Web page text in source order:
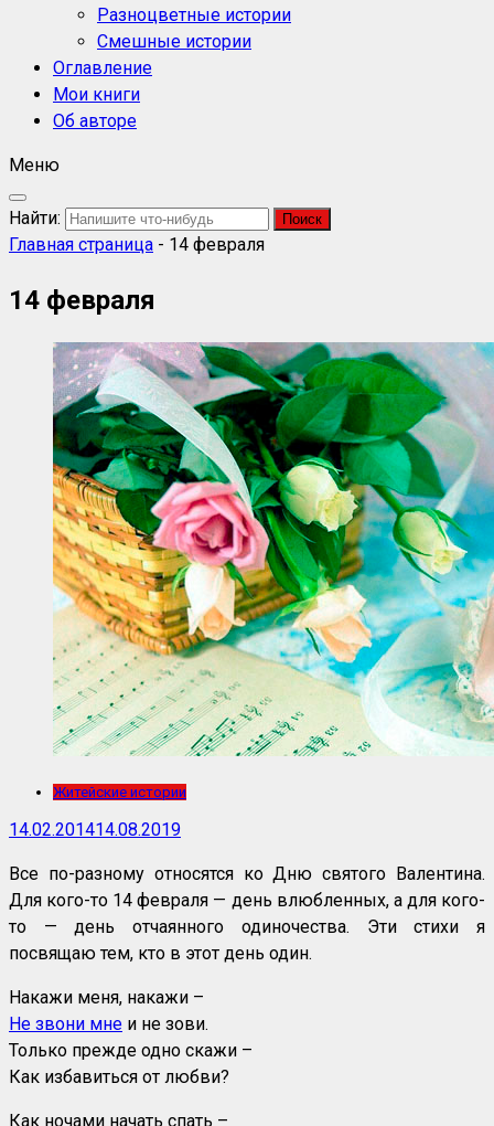
Разноцветные истории
Смешные истории
Оглавление
Мои книги
Об авторе
Меню
Найти:
Главная страница - 14 февраля
14 февраля
Житейские истории
14.02.201414.08.2019
Все по-разному относятся ко Дню святого Валентина.
Для кого-то 14 февраля — день влюбленных, а для кого-
то — день отчаянного одиночества. Эти стихи я
посвящаю тем, кто в этот день один.
Накажи меня, накажи –
Не звони мне и не зови.
Только прежде одно скажи –
Как избавиться от любви?
Как ночами начать спать –